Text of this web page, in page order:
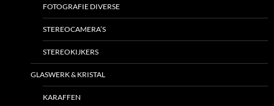
FOTOGRAFIE DIVERSE
STEREOCAMERA’S
STEREOKIJKERS
GLASWERK & KRISTAL
KARAFFEN